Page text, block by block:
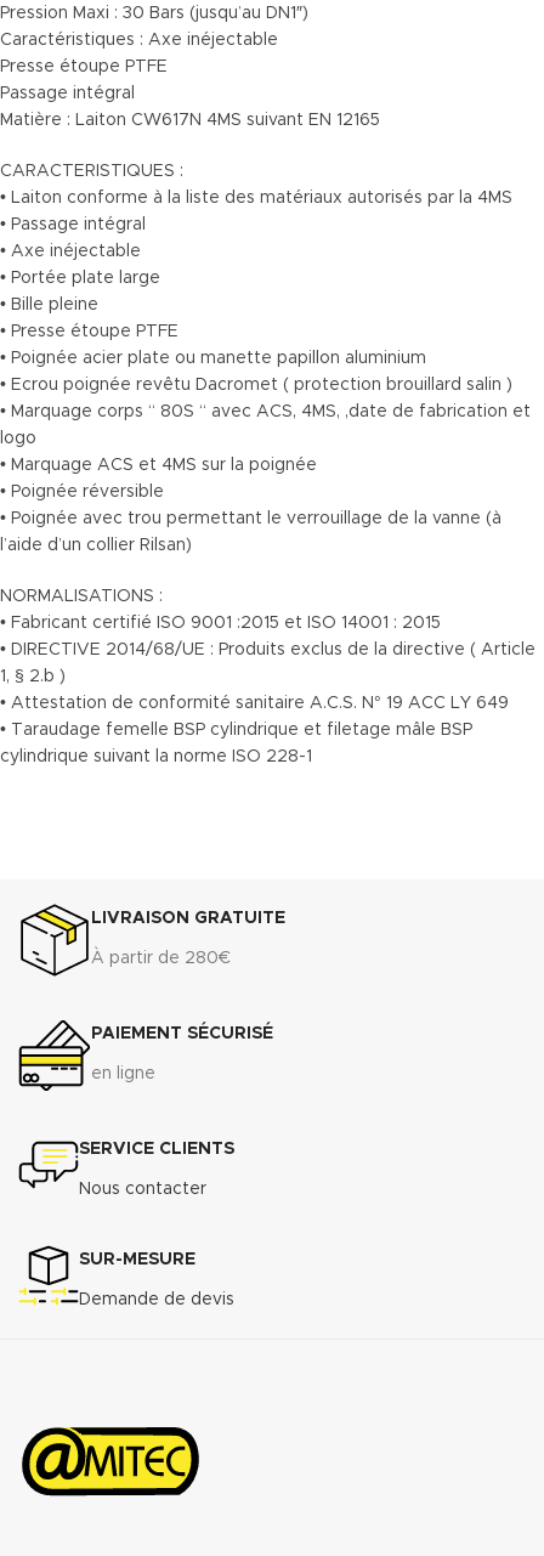
Pression Maxi : 30 Bars (jusqu’au DN1″)
Caractéristiques : Axe inéjectable
Presse étoupe PTFE
Passage intégral
Matière : Laiton CW617N 4MS suivant EN 12165
CARACTERISTIQUES :
• Laiton conforme à la liste des matériaux autorisés par la 4MS
• Passage intégral
• Axe inéjectable
• Portée plate large
• Bille pleine
• Presse étoupe PTFE
• Poignée acier plate ou manette papillon aluminium
• Ecrou poignée revêtu Dacromet ( protection brouillard salin )
• Marquage corps “ 80S “ avec ACS, 4MS, ,date de fabrication et
logo
• Marquage ACS et 4MS sur la poignée
• Poignée réversible
• Poignée avec trou permettant le verrouillage de la vanne (à
l’aide d’un collier Rilsan)
NORMALISATIONS :
• Fabricant certifié ISO 9001 :2015 et ISO 14001 : 2015
• DIRECTIVE 2014/68/UE : Produits exclus de la directive ( Article
1, § 2.b )
• Attestation de conformité sanitaire A.C.S. N° 19 ACC LY 649
• Taraudage femelle BSP cylindrique et filetage mâle BSP
cylindrique suivant la norme ISO 228-1
LIVRAISON GRATUITE
À partir de 280€
PAIEMENT SÉCURISÉ
en ligne
SERVICE CLIENTS
Nous contacter
SUR-MESURE
Demande de devis